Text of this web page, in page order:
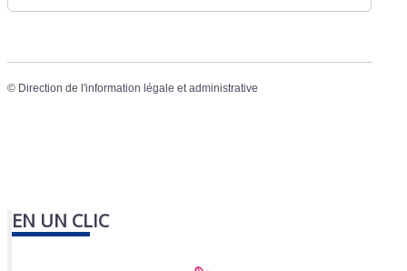
© Direction de l'information légale et administrative
EN UN CLIC